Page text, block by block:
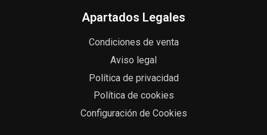
Apartados Legales
Condiciones de venta
Aviso legal
Política de privacidad
Política de cookies
Configuración de Cookies